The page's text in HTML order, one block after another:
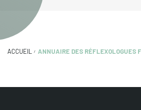
ACCUEIL ANNUAIRE DES RÉFLEXOLOGUES